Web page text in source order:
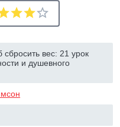
сбросить вес: 21 урок
и душевного